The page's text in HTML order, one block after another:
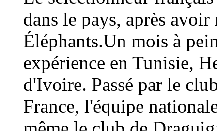
dans le pays, après
Éléphants.Un mois à
expérience en Tunisie,
d'Ivoire. Passé par le
France, l'équipe